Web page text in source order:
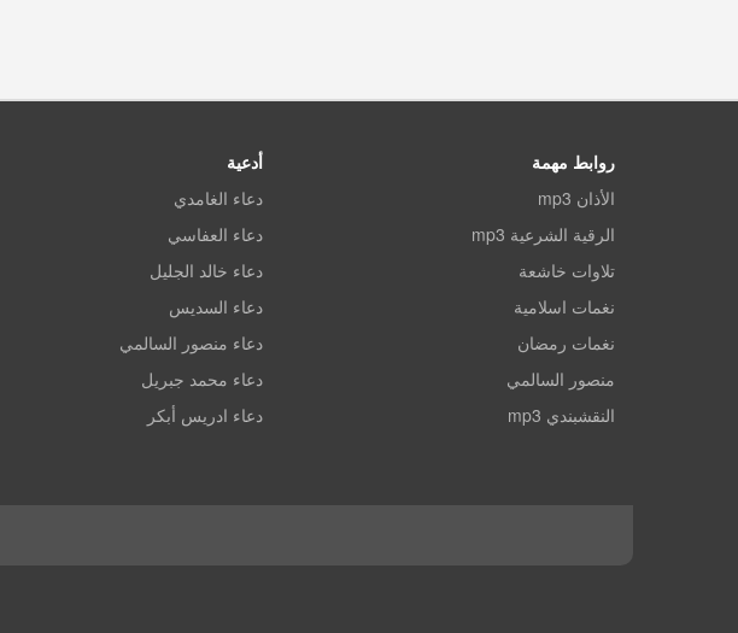
روابط مهمة
الأذان mp3
الرقية الشرعية mp3
تلاوات خاشعة
نغمات اسلامية
نغمات رمضان
منصور السالمي
النقشبندي mp3
أدعية
دعاء الغامدي
دعاء العفاسي
دعاء خالد الجليل
دعاء السديس
دعاء منصور السالمي
دعاء محمد جبريل
دعاء ادريس أبكر